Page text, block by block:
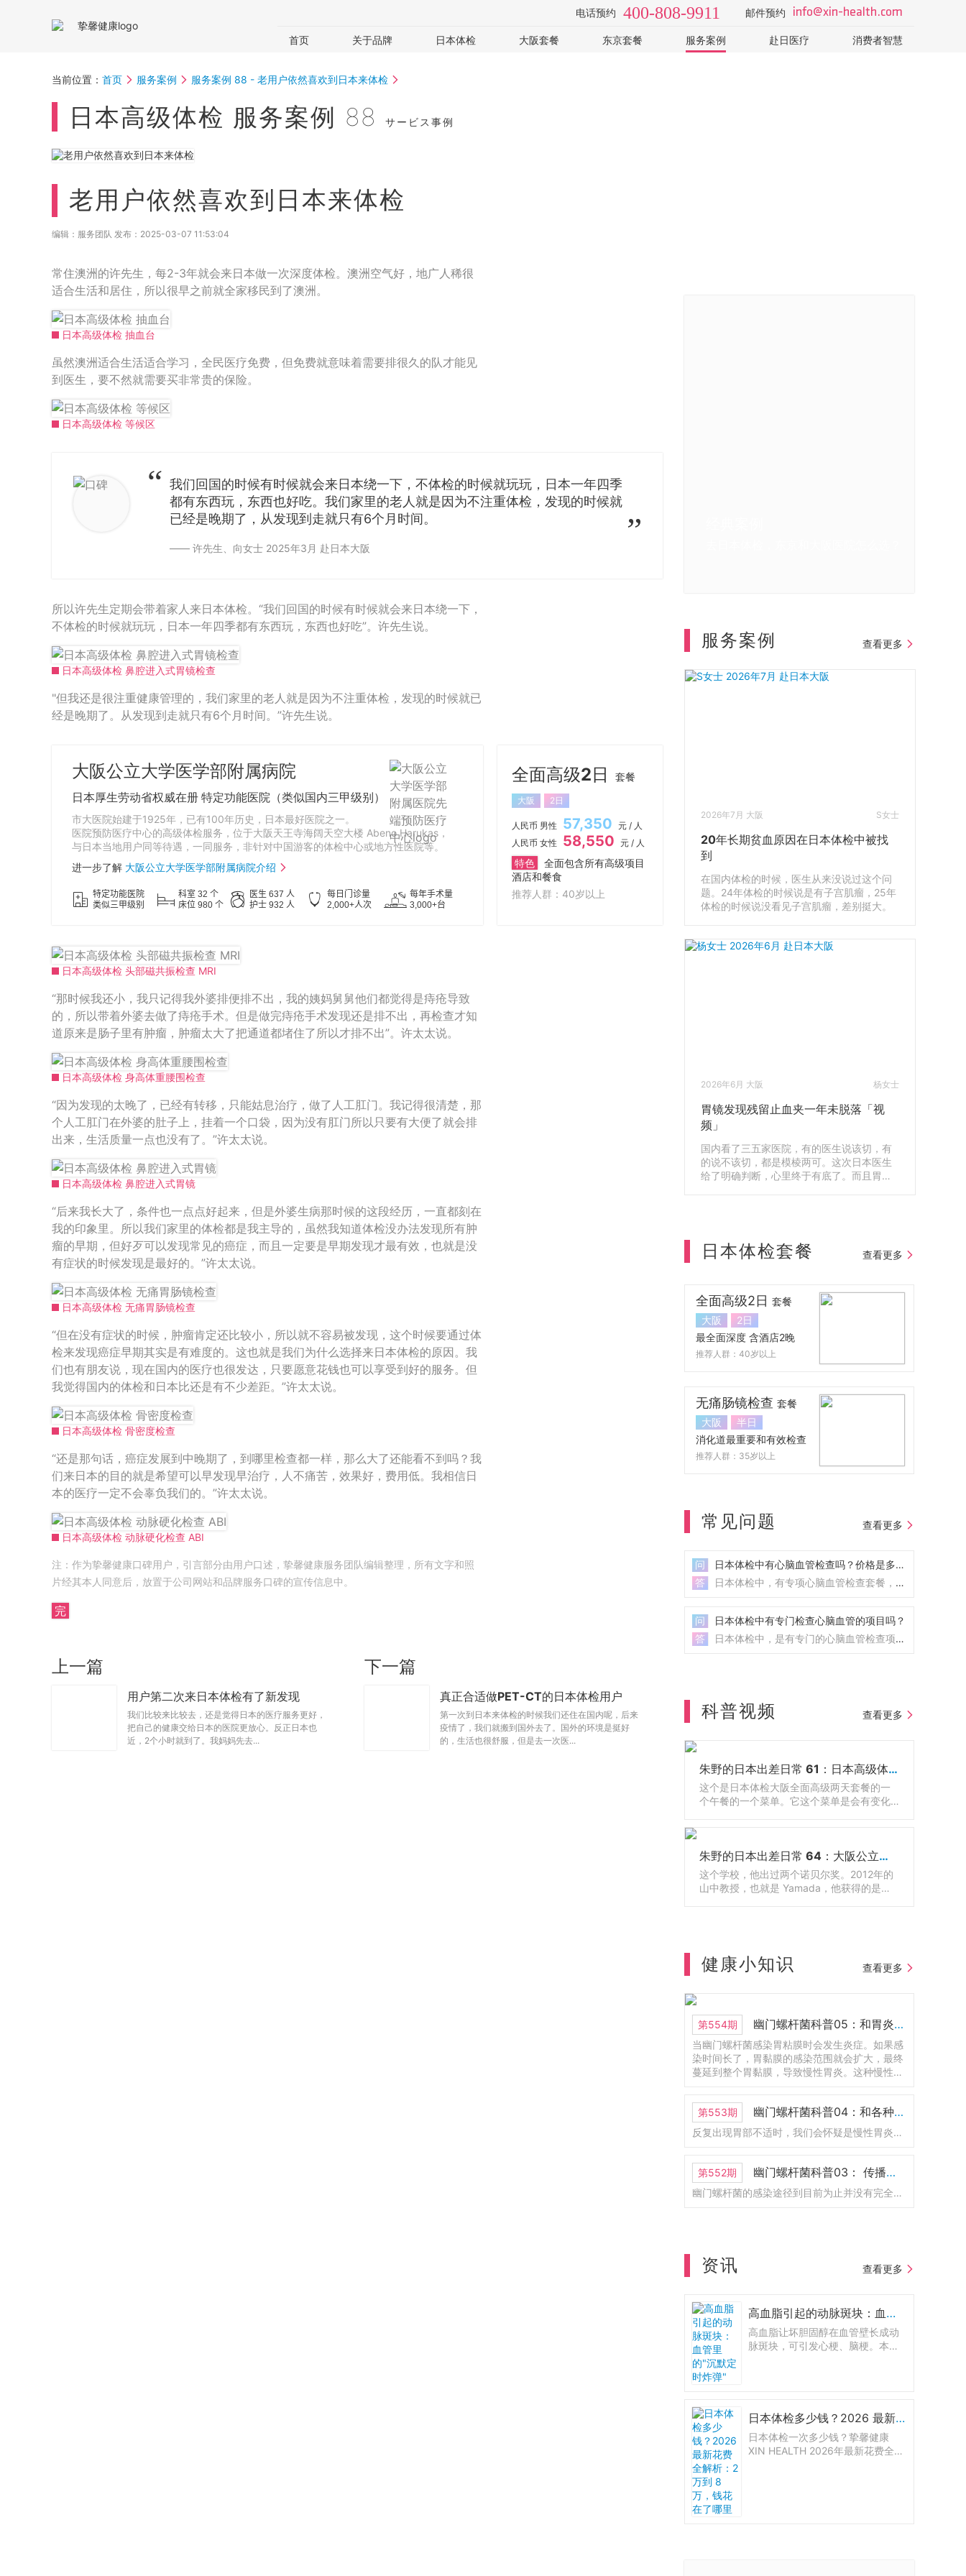
电话预约 400-808-9911 邮件预约 info@xin-health.com
首页
体检助手
关于品牌
日本体检
企业客户
大阪套餐
东京套餐
服务案例
赴日医疗
消费者智慧
当前位置： 首页 服务案例 服务案例 88 - 老用户依然喜欢到日本来体检
日本高级体检 服务案例 88 サービス事例
老用户依然喜欢到日本来体检
编辑：服务团队 发布： 2025-03-07 11:53:04
常住澳洲的许先生，每2-3年就会来日本做一次深度体检。澳洲空气好，地广人稀很
适合生活和居住，所以很早之前就全家移民到了澳洲。
日本高级体检 抽血台
虽然澳洲适合生活适合学习，全民医疗免费，但免费就意味着需要排很久的队才能见
到医生，要不然就需要买非常贵的保险。
日本高级体检 等候区
我们回国的时候有时候就会来日本绕一下，不体检的时候就玩玩，日本一年四季
都有东西玩，东西也好吃。我们家里的老人就是因为不注重体检，发现的时候就
已经是晚期了，从发现到走就只有6个月时间。
—— 许先生、向女士 2025年3月 赴日本大阪
所以许先生定期会带着家人来日本体检。“我们回国的时候有时候就会来日本绕一下，
不体检的时候就玩玩，日本一年四季都有东西玩，东西也好吃”。许先生说。
日本高级体检 鼻腔进入式胃镜检查
"但我还是很注重健康管理的，我们家里的老人就是因为不注重体检，发现的时候就已
经是晚期了。从发现到走就只有6个月时间。”许先生说。
大阪公立大学医学部附属病院
日本厚生劳动省权威在册 特定功能医院（类似国内三甲级别）
市大医院始建于1925年，已有100年历史，日本最好医院之一。
医院预防医疗中心的高级体检服务，位于大阪天王寺海阔天空大楼 Abeno Harukas，
与日本当地用户同等待遇，一同服务，非针对中国游客的体检中心或地方性医院等。
进一步了解 大阪公立大学医学部附属病院介绍
特定功能医院
类似三甲级别
科室 32 个
床位 980 个
医生 637 人
护士 932 人
每日门诊量
2,000+人次
每年手术量
3,000+台
全面高级2日 套餐
大阪 2日
人民币 男性 57,350 元 / 人
人民币 女性
58,550 元 / 人
特色
全面包含所有高级项目
酒店和餐食
推荐人群：40岁以上
日本高级体检 头部磁共振检查 MRI
“那时候我还小，我只记得我外婆排便排不出，我的姨妈舅舅他们都觉得是痔疮导致
的，所以带着外婆去做了痔疮手术。但是做完痔疮手术发现还是排不出，再检查才知
道原来是肠子里有肿瘤，肿瘤太大了把通道都堵住了所以才排不出”。许太太说。
日本高级体检 身高体重腰围检查
“因为发现的太晚了，已经有转移，只能姑息治疗，做了人工肛门。我记得很清楚，那
个人工肛门在外婆的肚子上，挂着一个口袋，因为没有肛门所以只要有大便了就会排
出来，生活质量一点也没有了。”许太太说。
日本高级体检 鼻腔进入式胃镜
“后来我长大了，条件也一点点好起来，但是外婆生病那时候的这段经历，一直都刻在
我的印象里。所以我们家里的体检都是我主导的，虽然我知道体检没办法发现所有肿
瘤的早期，但好歹可以发现常见的癌症，而且一定要是早期发现才最有效，也就是没
有症状的时候发现是最好的。”许太太说。
日本高级体检 无痛胃肠镜检查
“但在没有症状的时候，肿瘤肯定还比较小，所以就不容易被发现，这个时候要通过体
检来发现癌症早期其实是有难度的。这也就是我们为什么选择来日本体检的原因。我
们也有朋友说，现在国内的医疗也很发达，只要愿意花钱也可以享受到好的服务。但
我觉得国内的体检和日本比还是有不少差距。”许太太说。
日本高级体检 骨密度检查
“还是那句话，癌症发展到中晚期了，到哪里检查都一样，那么大了还能看不到吗？我
们来日本的目的就是希望可以早发现早治疗，人不痛苦，效果好，费用低。我相信日
本的医疗一定不会辜负我们的。”许太太说。
日本高级体检 动脉硬化检查 ABI
注：作为挚馨健康口碑用户，引言部分由用户口述，挚馨健康服务团队编辑整理，所有文字和照
片经其本人同意后，放置于公司网站和品牌服务口碑的宣传信息中。
完
上一篇
用户第二次来日本体检有了新发现
我们比较来比较去，还是觉得日本的医疗服务更好，
把自己的健康交给日本的医院更放心。反正日本也
近，2个小时就到了。我妈妈先去...
下一篇
真正合适做PET-CT的日本体检用户
第一次到日本来体检的时候我们还住在国内呢，后来
疫情了，我们就搬到国外去了。国外的环境是挺好
的，生活也很舒服，但是去一次医...
服务案例 查看更多
2026年7月 大阪 S女士
20年长期贫血原因在日本体检中被找
到
在国内体检的时候，医生从来没说过这个问
题。24年体检的时候说是有子宫肌瘤，25年
体检的时候说没看见子宫肌瘤，差别挺大。
2026年6月 大阪 杨女士
胃镜发现残留止血夹一年未脱落「视
频」
国内看了三五家医院，有的医生说该切，有
的说不该切，都是模棱两可。这次日本医生
给了明确判断，心里终于有底了。而且胃镜
日本体检套餐 查看更多
全面高级2日 套餐
大阪
2日
最全面深度 含酒店2晚
推荐人群：40岁以上
无痛肠镜检查 套餐
大阪
半日
消化道最重要和有效检查
推荐人群：35岁以上
常见问题 查看更多
问
日本体检中有心脑血管检查吗？价格是多少？
答
日本体检中，有专项心脑血管检查套餐，主要用于中老年早期中风等心脑血管疾病检查预防。 日本体检心脑血...
问
日本体检中有专门检查心脑血管的项目吗？
答
日本体检中，是有专门的心脑血管检查项目的，日本体检心脑血管检查项目包含：基础检查和高级检查两部分。...
科普视频 查看更多
朱野的日本出差日常 61：日本高级体检配套餐食
这个是日本体检大阪全面高级两天套餐的一
个午餐的一个菜单。它这个菜单是会有变化
选的。
朱野的日本出差日常 64：大阪公立大学医学院和附属医院
这个学校，他出过两个诺贝尔奖。2012年的
山中教授，也就是 Yamada，他获得的是诺
部附属医院。那么2024年的时候呢，和大阪
府立大学合并了。那现在改名为大阪公立大
学奖，不过呢，现在人已经去世了。
健康小知识 查看更多
第554期 幽门螺杆菌科普05：和胃炎的关系
当幽门螺杆菌感染胃粘膜时会发生炎症。如果感
染时间长了，胃黏膜的感染范围就会扩大，最终
蔓延到整个胃黏膜，导致慢性胃炎。这种慢性胃
炎，其中一些会发展为胃癌。
第553期 幽门螺杆菌科普04：和各种胃病的关系
反复出现胃部不适时，我们会怀疑是慢性胃炎、胃溃疡、十二指肠溃疡等疾病引起的。胃炎、胃溃疡、十二指肠溃疡患者，特别是反复复发时，通常感染幽门螺杆菌。
第552期 幽门螺杆菌科普03： 传播途径是什么？如何预防感染？
幽门螺杆菌的感染途径到目前为止并没有完全搞清楚。但从最近的研究来看，毫无疑问幽门螺杆菌会通过“口口传播”。据说感染幽门螺杆菌的绝大部分是5岁以下的婴儿。这主要是因为幼儿时期的胃是弱酸性的，幽门螺杆菌更容易存活。基于这个原因，有人怀疑幽门螺杆菌是由母亲传染给婴儿。因此要避免成年人口对口的给婴儿进行喂食。
资讯 查看更多
高血脂引起的动脉斑块：血管里的"沉默定时炸弹"
高血脂让坏胆固醇在血管壁长成动
脉斑块，可引发心梗、脑梗。本文
日本体检多少钱？2026 最新花费全解析：2 万到 8 万，钱花在了哪里
日本体检一次多少钱？挚馨健康
XIN HEALTH 2026年最新花费全解